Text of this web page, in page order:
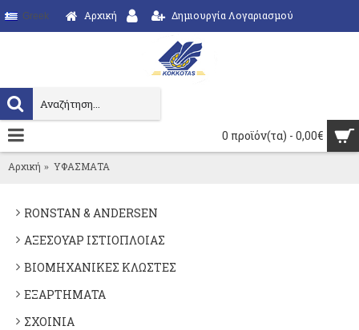
Greek Αρχική Δημιουργία Λογαριασμού
0 προϊόν(τα) - 0,00€
Αρχική ΥΦΑΣΜΑΤΑ
RONSTAN & ANDERSEN
ΑΞΕΣΟΥΑΡ ΙΣΤΙΟΠΛΟΙΑΣ
ΒΙΟΜΗΧΑΝΙΚΕΣ ΚΛΩΣΤΕΣ
ΕΞΑΡΤΗΜΑΤΑ
ΣΧΟΙΝΙΑ